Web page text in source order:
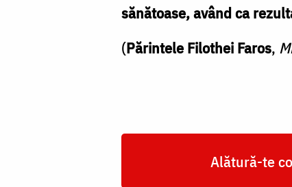
sănătoase, având ca
(Părintele Filothei Faros,
Alătură-te